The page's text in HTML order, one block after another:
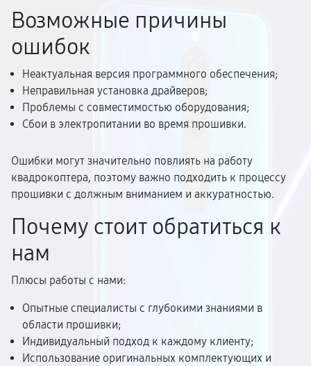
Возможные причины
ошибок
Неактуальная версия программного обеспечения;
Неправильная установка драйверов;
Проблемы с совместимостью оборудования;
Сбои в электропитании во время прошивки.
Ошибки могут значительно повлиять на работу
квадрокоптера, поэтому важно подходить к процессу
прошивки с должным вниманием и аккуратностью.
Почему стоит обратиться к
нам
Плюсы работы с нами:
Опытные специалисты с глубокими знаниями в
области прошивки;
Индивидуальный подход к каждому клиенту;
Использование оригинальных комплектующих и